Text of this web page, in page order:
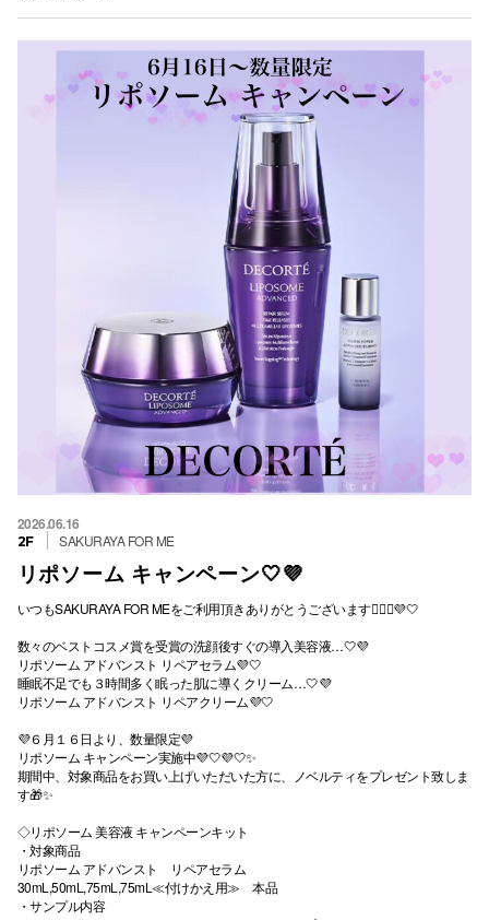
2026.06.16
2F SAKURAYA FOR ME
リポソーム キャンペーン🤍💜
いつもSAKURAYA FOR MEをご利用頂きありがとうございます💁🏻‍♀️💜🤍
数々のベストコスメ賞を受賞の洗顔後すぐの導入美容液…🤍💜
リポソーム アドバンスト リペアセラム💜🤍
睡眠不足でも３時間多く眠った肌に導くクリーム…🤍💜
リポソーム アドバンスト リペアクリーム💜🤍
💜６月１６日より、数量限定💜
リポソーム キャンペーン実施中💜🤍💜🤍✨
期間中、対象商品をお買い上げいただいた方に、ノベルティをプレゼント致しま
す🎁✨
◇リポソーム 美容液 キャンペーンキット
・対象商品
リポソーム アドバンスト リペアセラム
30mL,50mL,75mL,75mL≪付けかえ用≫ 本品
・サンプル内容